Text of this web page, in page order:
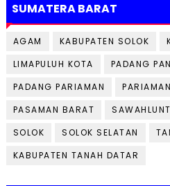
SUMATERA BARAT
AGAM KABUPATEN SOLOK
LIMAPULUH KOTA
PADANG
PADANG PARIAMAN
PARIAMAN
PASAMAN BARAT
SOLOK
SOLOK SELATAN
KABUPATEN TANAH DATAR